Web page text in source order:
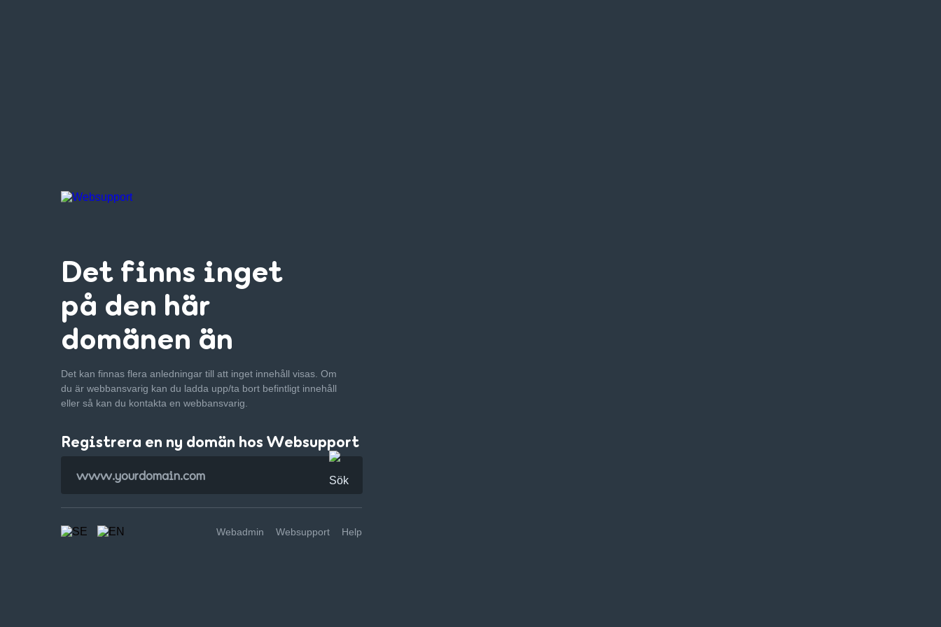
Det finns inget
på den här
domänen än
Det kan finnas flera anledningar till att inget innehåll visas. Om
du är webbansvarig kan du ladda upp/ta bort befintligt innehåll
eller så kan du kontakta en webbansvarig.
Registrera en ny domän hos Websupport
Webadmin Websupport Help